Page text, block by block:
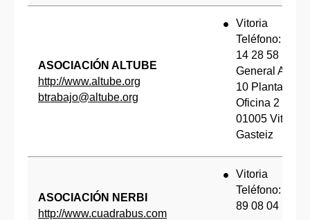
ASOCIACIÓN ALTUBE
http://www.altube.org
btrabajo@altube.org
Vitoria
Teléfono: 945
14 28 58
General Alava
10 Planta 6º,
Oficina 2 -
01005 Vitoria-
Gasteiz
ASOCIACIÓN NERBI
http://www.cuadrabus.com
Vitoria
Teléfono: 945
89 08 04